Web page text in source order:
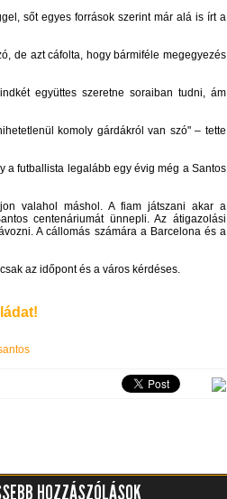
sőt egyes források szerint már alá is írt a
de azt cáfolta, hogy bármiféle megegyezés
együttes szeretne soraiban tudni, ám
komoly gárdákról van szó" – tette
a futballista legalább egy évig még a Santos
valahol máshol. A fiam játszani akar a
centenáriumát ünnepli. Az átigazolási
A cállomás számára a Barcelona és a
az időpont és a város kérdéses.
HOZZÁSZÓLÁSOK